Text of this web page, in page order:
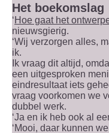
Het boekomslag
‘Hoe gaat het
nieuwsgierig.
‘Wij verzorgen alles,
ik.
Ik vraag dit altijd,
een uitgesproken
eindresultaat iets
vraag voorkomen we
dubbel werk.
‘Ja en ik heb ook al
‘Mooi, daar kunnen